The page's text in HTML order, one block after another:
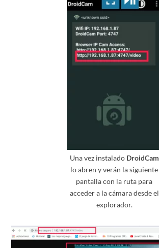
Una vez instalado DroidCam
lo abren y verán la siguiente
pantalla con la ruta para
acceder a la cámara desde el
explorador.